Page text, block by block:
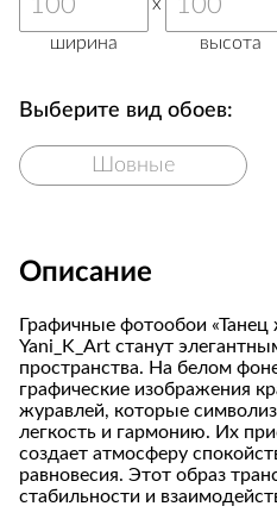
ширина высота
Выберите вид обоев:
Шовные
Описание
Графичные фотообои «Танец
Yani_K_Art станут
пространства. На белом
графические изображения
журавлей, которые
легкость и гармонию. Их
создает атмосферу
равновесия. Этот образ
стабильности и